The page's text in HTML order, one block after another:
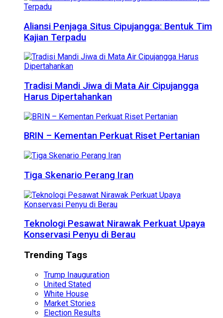
Aliansi Penjaga Situs Cipujangga: Bentuk Tim
Kajian Terpadu
Tradisi Mandi Jiwa di Mata Air Cipujangga
Harus Dipertahankan
BRIN – Kementan Perkuat Riset Pertanian
Tiga Skenario Perang Iran
Teknologi Pesawat Nirawak Perkuat Upaya
Konservasi Penyu di Berau
Trending Tags
Trump Inauguration
United Stated
White House
Market Stories
Election Results